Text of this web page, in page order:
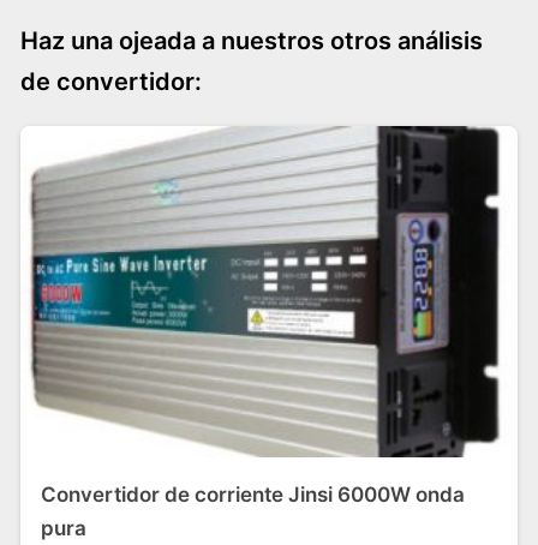
Haz una ojeada a nuestros otros análisis
de convertidor:
Convertidor de corriente Jinsi 6000W onda
pura